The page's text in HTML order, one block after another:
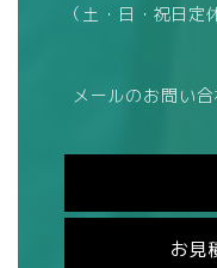
（土・日・祝日定
メールのお問い
お見